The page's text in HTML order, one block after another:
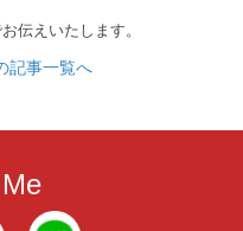
伝えいたします。
記事一覧へ